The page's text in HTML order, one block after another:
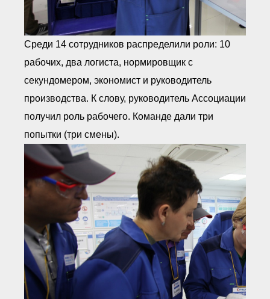
Среди 14 сотрудников распределили роли: 10
рабочих, два логиста, нормировщик с
секундомером, экономист и руководитель
производства. К слову, руководитель Ассоциации
получил роль рабочего. Команде дали три
попытки (три смены).